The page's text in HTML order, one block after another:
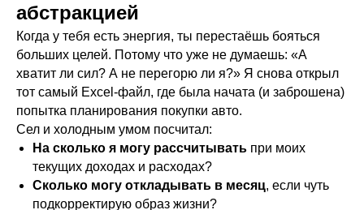
абстракцией
Когда у тебя есть энергия, ты перестаёшь бояться
больших целей. Потому что уже не думаешь: «А
хватит ли сил? А не перегорю ли я?» Я снова открыл
тот самый Excel-файл, где была начата (и заброшена)
попытка планирования покупки авто.
Сел и холодным умом посчитал:
На сколько я могу рассчитывать при моих
текущих доходах и расходах?
Сколько могу откладывать в месяц, если чуть
подкорректирую образ жизни?